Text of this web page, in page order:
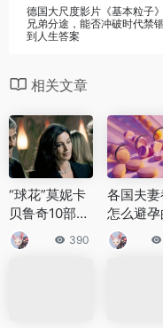
德国大尺度影片《基本粒子》
兄弟分途，能否冲破时代禁
到人生答案
相关文章
“球花”莫妮卡
贝鲁奇10部必
看大尺度电
影！每部都尽
390
各国夫妻
怎么避孕
各种避
哪张最保